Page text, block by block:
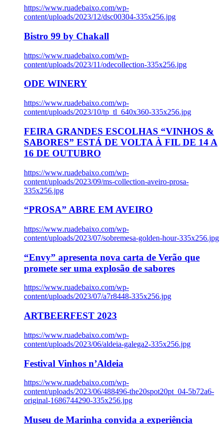
https://www.ruadebaixo.com/wp-
content/uploads/2023/12/dsc00304-335x256.jpg
Bistro 99 by Chakall
https://www.ruadebaixo.com/wp-
content/uploads/2023/11/odecollection-335x256.jpg
ODE WINERY
https://www.ruadebaixo.com/wp-
content/uploads/2023/10/tp_tl_640x360-335x256.jpg
FEIRA GRANDES ESCOLHAS “VINHOS &
SABORES” ESTÁ DE VOLTA À FIL DE 14 A
16 DE OUTUBRO
https://www.ruadebaixo.com/wp-
content/uploads/2023/09/ms-collection-aveiro-prosa-
335x256.jpg
“PROSA” ABRE EM AVEIRO
https://www.ruadebaixo.com/wp-
content/uploads/2023/07/sobremesa-golden-hour-335x256.jpg
“Envy” apresenta nova carta de Verão que
promete ser uma explosão de sabores
https://www.ruadebaixo.com/wp-
content/uploads/2023/07/a7r8448-335x256.jpg
ARTBEERFEST 2023
https://www.ruadebaixo.com/wp-
content/uploads/2023/06/aldeia-galega2-335x256.jpg
Festival Vinhos n’Aldeia
https://www.ruadebaixo.com/wp-
content/uploads/2023/06/488496-the20spot20pt_04-5b72a6-
original-1686744290-335x256.jpg
Museu de Marinha convida a experiência